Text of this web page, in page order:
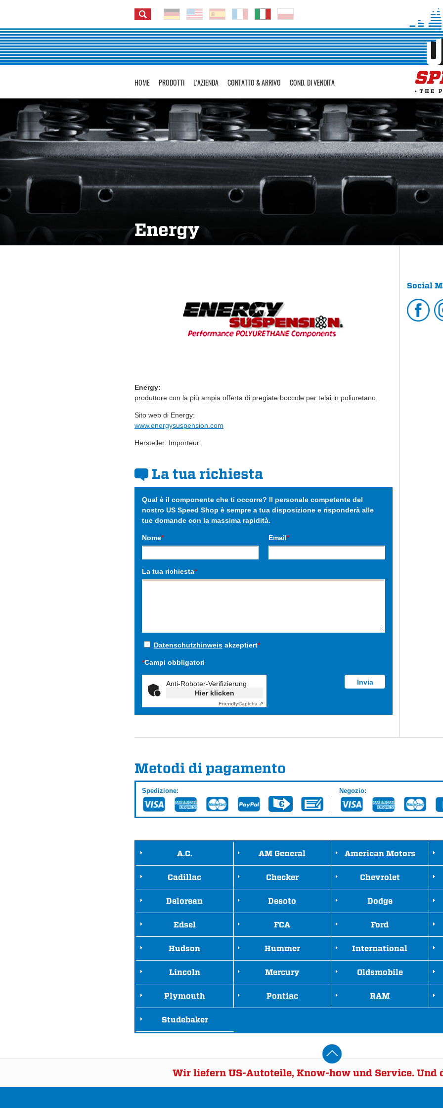
HOME PRODOTTI L'AZIENDA CONTATTO & ARRIVO COND. DI VENDITA
Energy
Energy:
produttore con la più ampia offerta di pregiate boccole per telai in poliuretano.
Sito web di Energy:
www.energysuspension.com
Hersteller: Importeur:
La tua richiesta
Qual è il componente che ti occorre? Il personale competente del
nostro US Speed Shop è sempre a tua disposizione e risponderà alle
tue domande con la massima rapidità.
Nome* Email*
La tua richiesta*
Datenschutzhinweis akzeptiert*
*Campi obbligatori
Anti-Roboter-Verifizierung
Hier klicken
FriendlyCaptcha ⇗
Social
Metodi di pagamento
Spedizione: Negozio:
A.C. AM General American Motors
Cadillac Checker Chevrolet
Delorean Desoto Dodge
Edsel FCA Ford
Hudson Hummer International
Lincoln Mercury Oldsmobile
Plymouth Pontiac RAM
Studebaker
Wir liefern US-Autoteile, Know-how und Service. Und